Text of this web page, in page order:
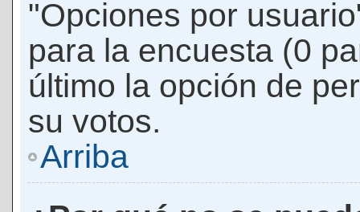
"Opciones por
para la encuesta (0
último la opción de
su votos.
Arriba